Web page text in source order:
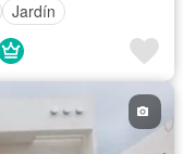
Jardín